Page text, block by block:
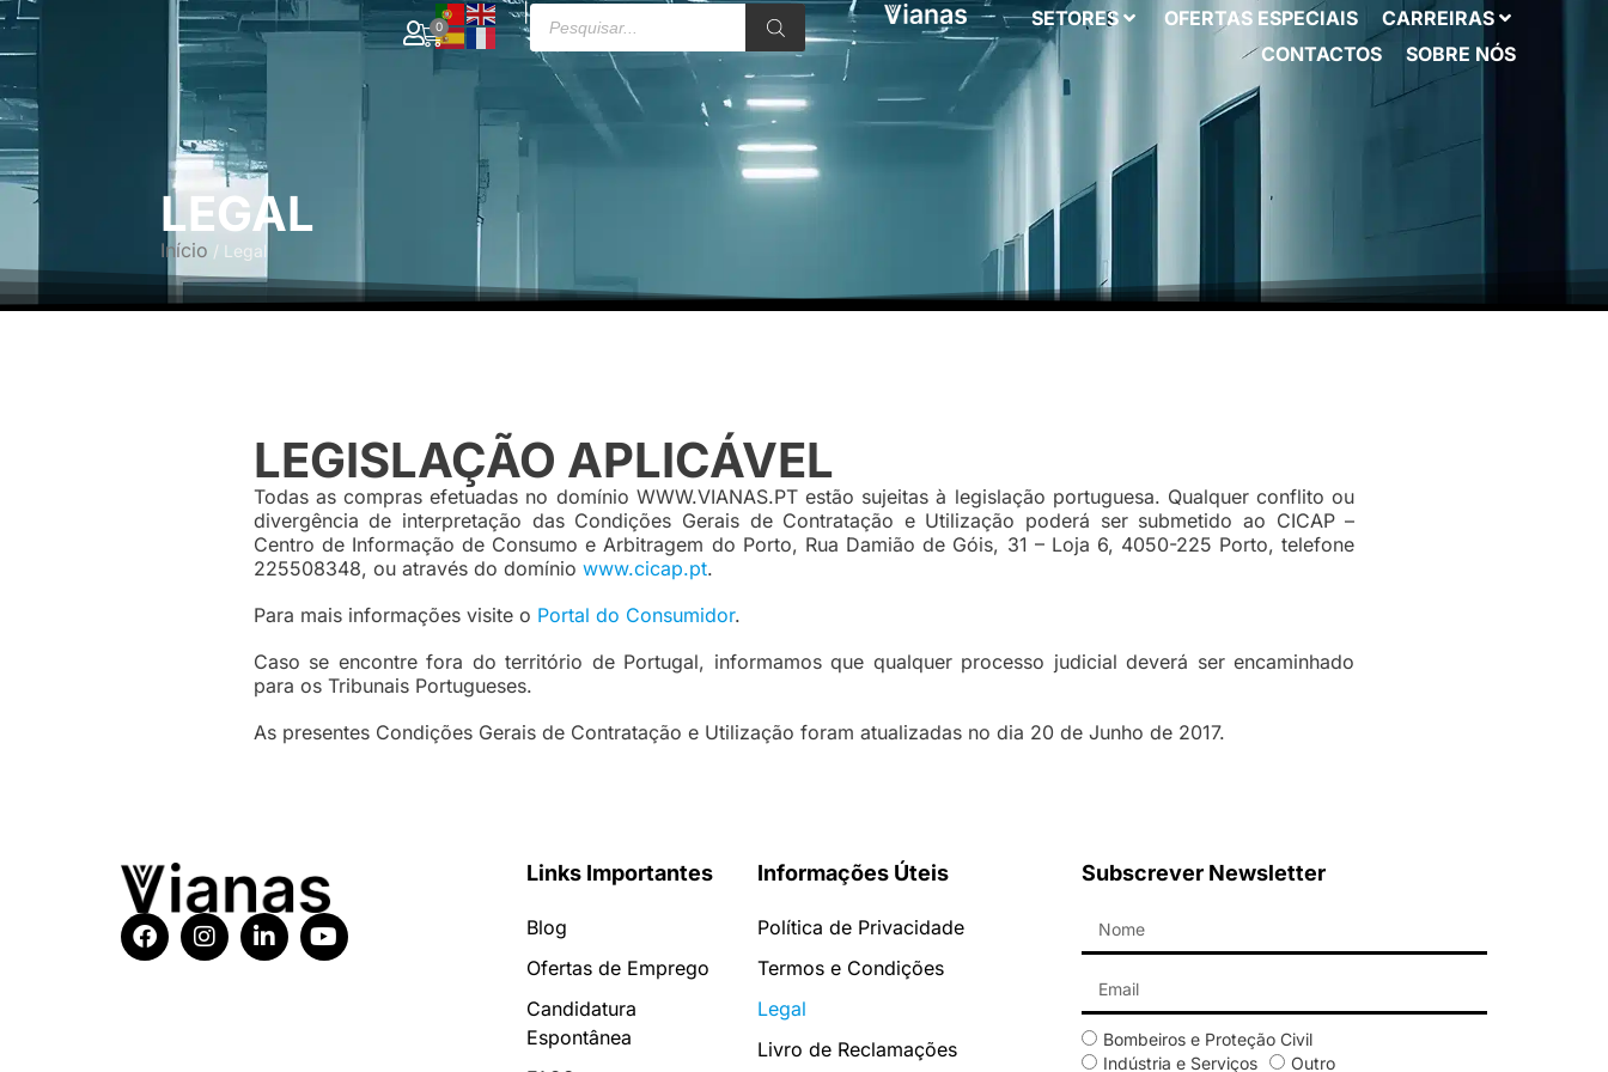
0
| SETORES OFERTAS ESPECIAIS
CARREIRAS
CONTACTOS
SOBRE NÓS
LEGAL
Início / Legal
LEGISLAÇÃO APLICÁVEL
Todas as compras efetuadas no domínio WWW.VIANAS.PT estão sujeitas à legislação portuguesa. Qualquer conflito ou
divergência de interpretação das Condições Gerais de Contratação e Utilização poderá ser submetido ao CICAP –
Centro de Informação de Consumo e Arbitragem do Porto, Rua Damião de Góis, 31 – Loja 6, 4050-225 Porto, telefone
225508348, ou através do domínio www.cicap.pt.
Para mais informações visite o Portal do Consumidor.
Caso se encontre fora do território de Portugal, informamos que qualquer processo judicial deverá ser encaminhado
para os Tribunais Portugueses.
As presentes Condições Gerais de Contratação e Utilização foram atualizadas no dia 20 de Junho de 2017.
Links Importantes
Blog
Ofertas de Emprego
Candidatura
Espontânea
Informações Úteis
Política de Privacidade
Termos e Condições
Legal
Livro de Reclamações
Subscrever Newsletter
Bombeiros e Proteção Civil
Indústria e Serviços
Outro